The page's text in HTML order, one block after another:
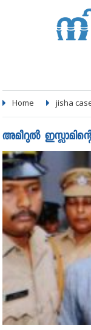
Home jisha
അമീറുല്‍